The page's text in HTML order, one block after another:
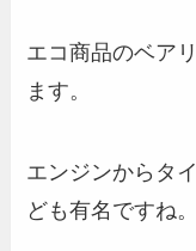
エコ商品のベア
ます。
エンジンからタ
ども有名ですね。